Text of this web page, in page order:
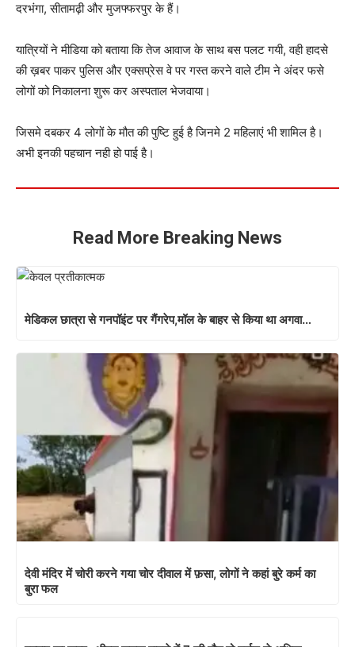
दरभंगा, सीतामढ़ी और मुजफ्फरपुर के हैं।
यात्रियों ने मीडिया को बताया कि तेज आवाज के साथ बस पलट गयी, वही हादसे
की ख़बर पाकर पुलिस और एक्सप्रेस वे पर गस्त करने वाले टीम ने अंदर फसे
लोगों को निकालना शुरू कर अस्पताल भेजवाया।
जिसमे दबकर 4 लोगों के मौत की पुष्टि हुई है जिनमे 2 महिलाएं भी शामिल है।
अभी इनकी पहचान नही हो पाई है।
Read More Breaking News
मेडिकल छात्रा से गनपॉइंट पर गैंगरेप,मॉल के बाहर से किया था अगवा…
देवी मंदिर में चोरी करने गया चोर दीवाल में फ़सा, लोगों ने कहां बुरे कर्म का
बुरा फल